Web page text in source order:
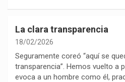
La clara transparencia
18/02/2026
Seguramente coreó “aquí se
transparencia”. Hemos vuelto a
evoca a un hombre como él,